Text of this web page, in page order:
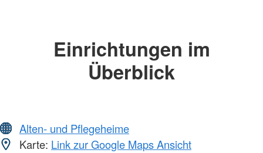
Einrichtungen im
Überblick
Alten- und Pflegeheime
Karte: Link zur Google Maps Ansicht